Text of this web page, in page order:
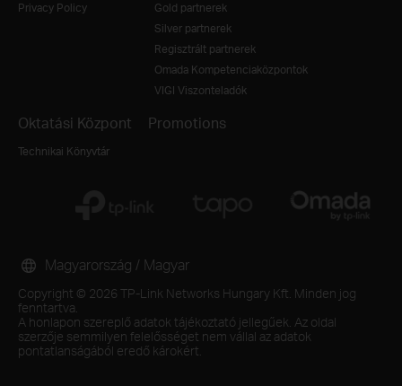
Privacy Policy
Gold partnerek
Silver partnerek
Regisztrált partnerek
Omada Kompetenciaközpontok
VIGI Viszonteladók
Oktatási Központ
Technikai Könyvtár
Promotions
Copyright © 2026 TP-Link Networks Hungary Kft. Minden jog
fenntartva.
A honlapon szereplő adatok tájékoztató jellegűek. Az oldal
szerzője semmilyen felelősséget nem vállal az adatok
pontatlanságából eredő károkért.
Magyarország / Magyar